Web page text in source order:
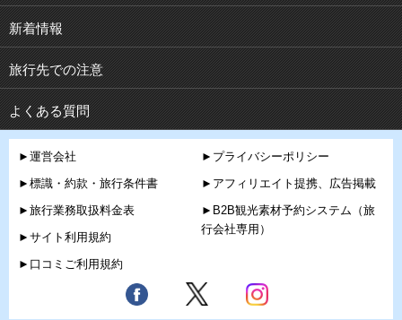
新着情報
旅行先での注意
よくある質問
►運営会社
►標識・約款・旅行条件書
►旅行業務取扱料金表
►サイト利用規約
►口コミご利用規約
►プライバシーポリシー
►アフィリエイト提携、広告掲載
►B2B観光素材予約システム（旅
行会社専用）